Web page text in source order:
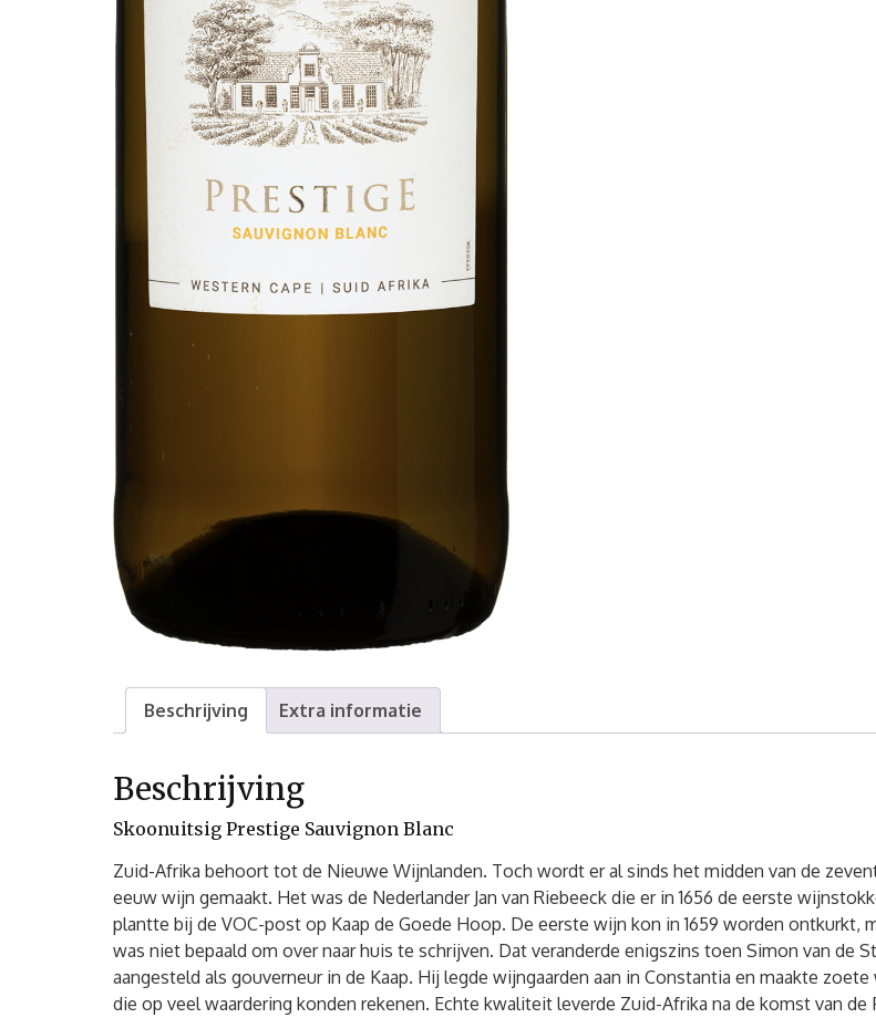
Beschrijving Extra informatie
Beschrijving
Skoonuitsig Prestige Sauvignon Blanc
Zuid-Afrika behoort tot de Nieuwe Wijnlanden. Toch wordt er al sinds het midden van de
eeuw wijn gemaakt. Het was de Nederlander Jan van Riebeeck die er in 1656 de eerste
plantte bij de VOC-post op Kaap de Goede Hoop. De eerste wijn kon in 1659 worden ontkurkt,
was niet bepaald om over naar huis te schrijven. Dat veranderde enigszins toen Simon van de
aangesteld als gouverneur in de Kaap. Hij legde wijngaarden aan in Constantia en maakte zoete
die op veel waardering konden rekenen. Echte kwaliteit leverde Zuid-Afrika na de komst van de